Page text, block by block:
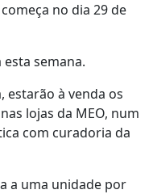
no dia 29 de
semana.
estarão à venda os
lojas da MEO, num
com curadoria da
a uma unidade por